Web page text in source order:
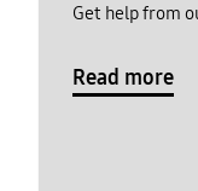
Get help from
Read more